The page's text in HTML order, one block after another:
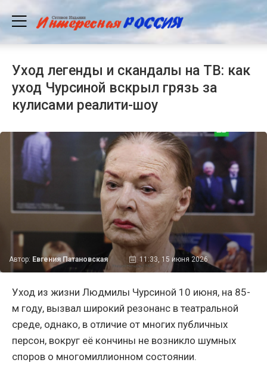
Уход легенды и скандалы на ТВ: как
уход Чурсиной вскрыл грязь за
кулисами реалити-шоу
Автор: Евгения Патановская 11:33, 15 июня 2026
Уход из жизни Людмилы Чурсиной 10 июня, на 85-
м году, вызвал широкий резонанс в театральной
среде, однако, в отличие от многих публичных
персон, вокруг её кончины не возникло шумных
споров о многомиллионном состоянии.